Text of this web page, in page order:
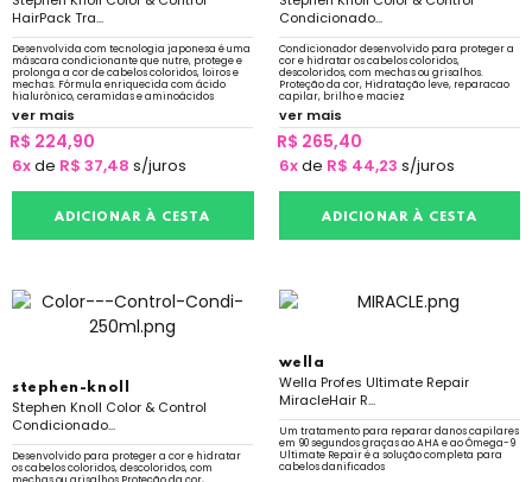
HairPack Tra...
Desenvolvida com tecnologia japonesa é uma
máscara condicionante que nutre, protege e
prolonga a cor de cabelos coloridos, loiros e
mechas. Fórmula enriquecida com ácido
hialurônico, ceramidas e aminoácidos
ver mais
R$ 224,90
6xde R$ 37,48 s/juros
ADICIONAR À CESTA
Condicionado...
Condicionador desenvolvido para proteger a
cor e hidratar os cabelos coloridos,
descoloridos, com mechas ou grisalhos.
Proteção da cor, Hidratação leve, reparacao
capilar, brilho e maciez
ver mais
R$ 265,40
6xde R$ 44,23 s/juros
ADICIONAR À CESTA
stephen-knoll
Stephen Knoll Color & Control
Condicionado...
Desenvolvido para proteger a cor e hidratar
os cabelos coloridos, descoloridos, com
wella
Wella Profes Ultimate Repair
MiracleHair R...
Um tratamento para reparar danos capilares
em 90 segundos graças ao AHA e ao Ômega-9
Ultimate Repair é a solução completa para
cabelos danificados